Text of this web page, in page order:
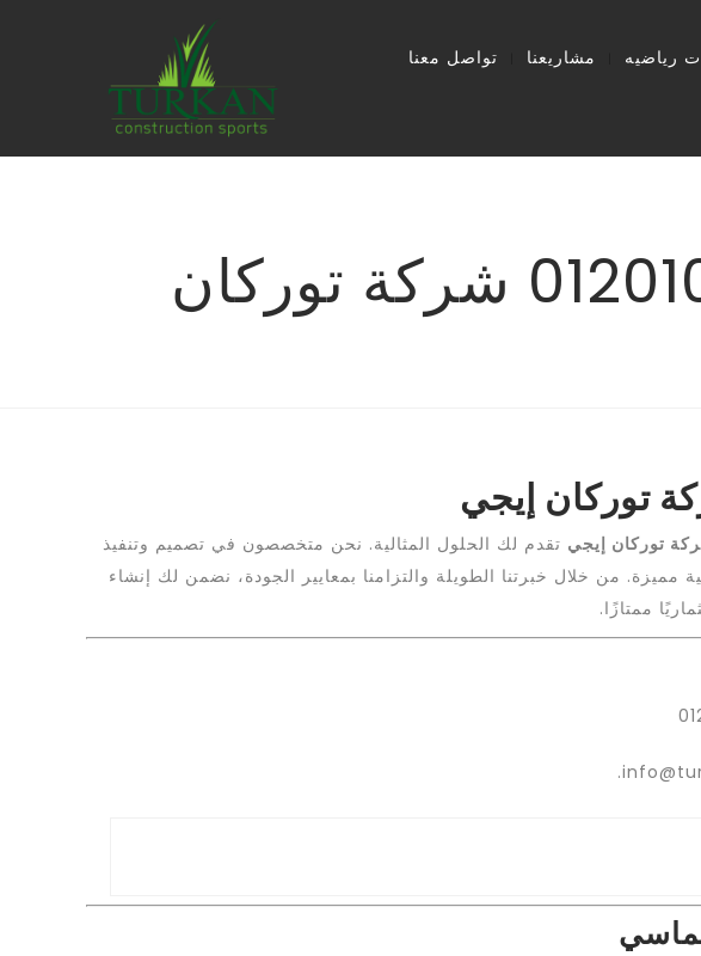
رياضيه مشاريعنا تواصل معنا
توركان إيجي
توركان إيجي تقدم لك الحلول المثالية. نحن متخصصون في تصميم وتنفيذ
من خلال خبرتنا الطويلة والتزامنا بمعايير الجودة، نضمن لك إنشاء
ممتازًا.